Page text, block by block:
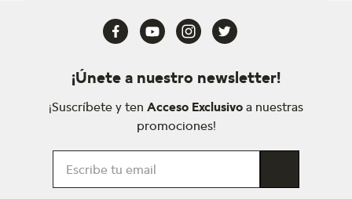
¡Únete a nuestro newsletter!
¡Suscríbete y ten Acceso Exclusivo a nuestras
promociones!